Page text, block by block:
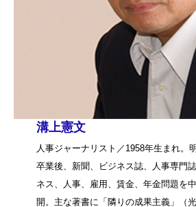
溝上憲文
人事ジャーナリスト／1958年生まれ。
卒業後、新聞、ビジネス誌、人事専門
ネス、人事、雇用、賃金、年金問題を
開。主な著書に「隣りの成果主義」（